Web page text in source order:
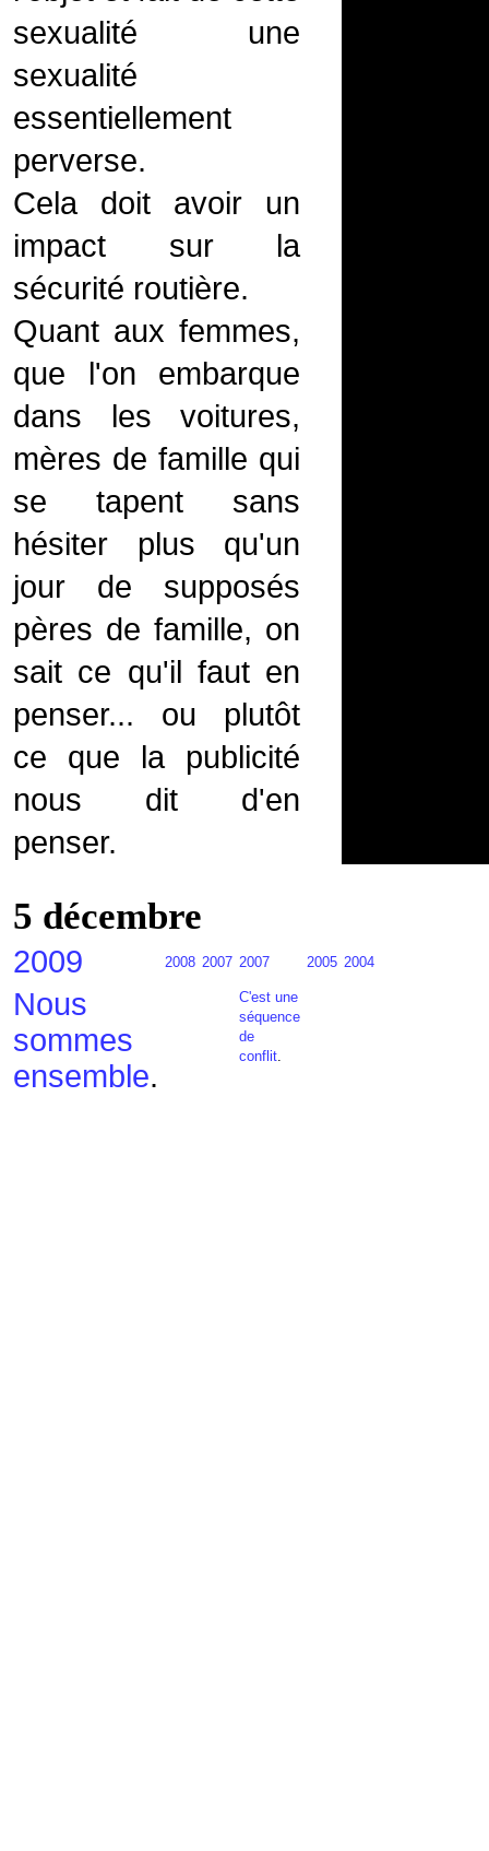
sexualité une
sexualité
essentiellement
perverse.
Cela doit avoir un
impact sur la
sécurité routière.
Quant aux femmes,
que l'on embarque
dans les voitures,
mères de famille qui
se tapent sans
hésiter plus qu'un
jour de supposés
pères de famille, on
sait ce qu'il faut en
penser... ou plutôt
ce que la publicité
nous dit d'en
penser.
5 décembre
2009 2008 2007 2007 2005 2004
Nous
sommes
ensemble.
C'est une
séquence
de
conflit.